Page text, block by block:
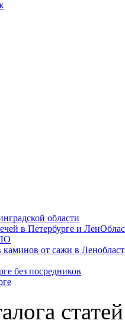
области
в Петербурге и
от сажи в
без посредников
статей